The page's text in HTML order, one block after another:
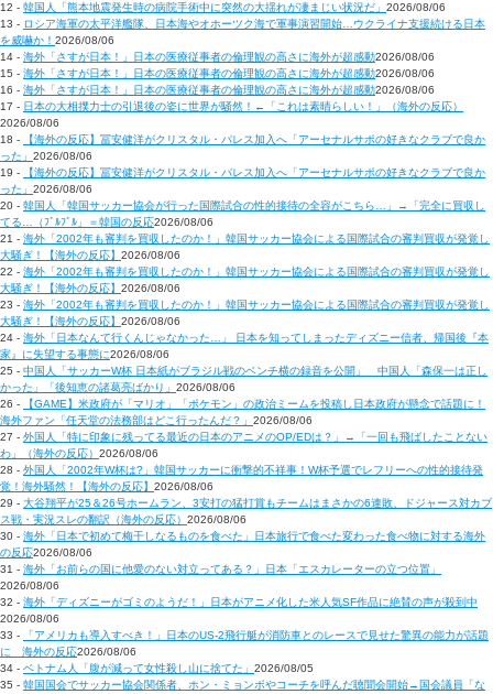
12 - 韓国人「熊本地震発生時の病院手術中に突然の大揺れが凄まじい状況だ」 2026/08/06
13 - ロシア海軍の太平洋艦隊、日本海やオホーツク海で軍事演習開始…ウクライナ支援続ける日本
を威嚇か！ 2026/08/06
14 - 海外「さすが日本！」日本の医療従事者の倫理観の高さに海外が超感動2026/08/06
15 - 海外「さすが日本！」日本の医療従事者の倫理観の高さに海外が超感動2026/08/06
16 - 海外「さすが日本！」日本の医療従事者の倫理観の高さに海外が超感動2026/08/06
17 - 日本の大相撲力士の引退後の姿に世界が騒然！←「これは素晴らしい！」（海外の反応）
2026/08/06
18 -
【海外の反応】冨安健洋がクリスタル・パレス加入へ「アーセナルサポの好きなクラブで良か
った」 2026/08/06
19 -
【海外の反応】冨安健洋がクリスタル・パレス加入へ「アーセナルサポの好きなクラブで良か
った」 2026/08/06
20 - 韓国人「韓国サッカー協会が行った国際試合の性的接待の全容がこちら…」→「完全に買収し
てる…（ﾌﾞﾙﾌﾞﾙ」＝韓国の反応2026/08/06
21 - 海外「2002年も審判を買収したのか！」韓国サッカー協会による国際試合の審判買収が発覚し
大騒ぎ！【海外の反応】 2026/08/06
22 - 海外「2002年も審判を買収したのか！」韓国サッカー協会による国際試合の審判買収が発覚し
大騒ぎ！【海外の反応】 2026/08/06
23 - 海外「2002年も審判を買収したのか！」韓国サッカー協会による国際試合の審判買収が発覚し
大騒ぎ！【海外の反応】 2026/08/06
24 - 海外「日本なんて行くんじゃなかった…」 日本を知ってしまったディズニー信者、帰国後『本
家』に失望する事態に2026/08/06
25 - 中国人「サッカーW杯 日本紙がブラジル戦のベンチ横の録音を公開」 中国人「森保一は正し
かった」「後知恵の諸葛亮ばかり」 2026/08/06
26 -
【GAME】米政府が「マリオ」「ポケモン」の政治ミームを投稿し日本政府が懸念で話題に！
海外ファン「任天堂の法務部はどこ行ったんだ？」 2026/08/06
27 - 外国人「特に印象に残ってる最近の日本のアニメのOP/EDは？」→「一回も飛ばしたことない
わ」（海外の反応） 2026/08/06
28 - 外国人「2002年W杯は?」韓国サッカーに衝撃的不祥事！W杯予選でレフリーへの性的接待発
覚！海外騒然！【海外の反応】 2026/08/06
29 - 大谷翔平が25＆26号ホームラン、3安打の猛打賞もチームはまさかの6連敗、ドジャース対カブ
ス戦・実況スレの翻訳（海外の反応） 2026/08/06
30 - 海外「日本で初めて梅干しなるものを食べた」日本旅行で食べた変わった食べ物に対する海外
の反応2026/08/06
31 - 海外「お前らの国に他愛のない対立ってある？」日本「エスカレーターの立つ位置」
2026/08/06
32 - 海外「ディズニーがゴミのようだ！」日本がアニメ化した米人気SF作品に絶賛の声が殺到中
2026/08/06
33 -
「アメリカも導入すべき！」日本のUS-2飛行艇が消防車とのレースで見せた驚異の能力が話題
に 海外の反応2026/08/06
34 - ベトナム人「腹が減って女性殺し山に捨てた」 2026/08/05
35 - 韓国国会でサッカー協会関係者、ホン・ミョンボやコーチを呼んだ聴聞会開始→国会議員「な